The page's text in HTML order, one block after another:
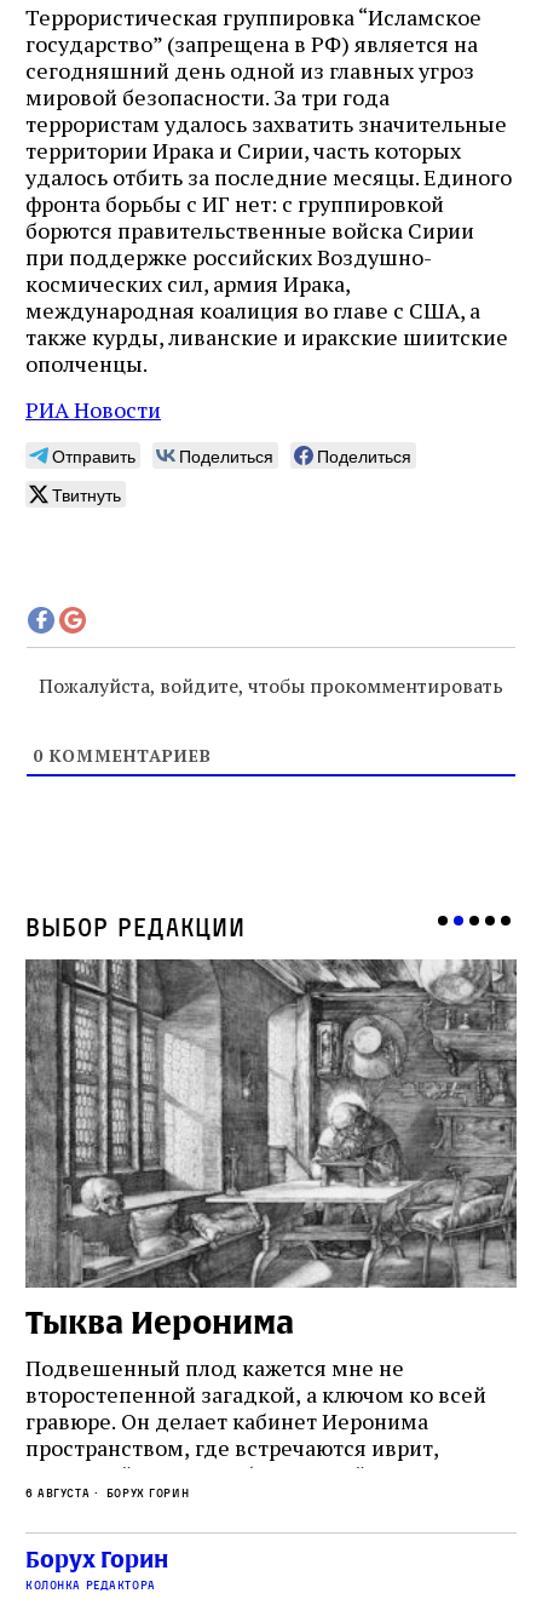
Террористическая группировка “Исламское
государство” (запрещена в РФ) является на
сегодняшний день одной из главных угроз
мировой безопасности. За три года
террористам удалось захватить значительные
территории Ирака и Сирии, часть которых
удалось отбить за последние месяцы. Единого
фронта борьбы с ИГ нет: с группировкой
борются правительственные войска Сирии
при поддержке российских Воздушно-
космических сил, армия Ирака,
международная коалиция во главе с США, а
также курды, ливанские и иракские шиитские
ополченцы.
РИА Новости
Отправить Поделиться
Поделиться
Твитнуть
Пожалуйста, войдите, чтобы прокомментировать
0 КОММЕНТАРИЕВ
Выбор редакции
Тыква Иеронима
Подвешенный плод кажется мне не
второстепенной загадкой, а ключом ко всей
гравюре. Он делает кабинет Иеронима
пространством, где встречаются иврит,
греческий и латынь; буквальный смысл и
церковная традиция; филологическая
точность и понятность; переводчик,
убеждённый в необходимости исправления, и
читатель, воспринимающий исправление как
6 августа Борух Горин
Борух Горин
колонка редактора